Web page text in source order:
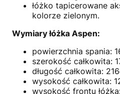
łóżko tapicerowane
kolorze zielonym.
Wymiary łóżka Aspen:
powierzchnia spania:
szerokość całkowita:
długość całkowita:
wysokość całkowita:
wysokość frontu